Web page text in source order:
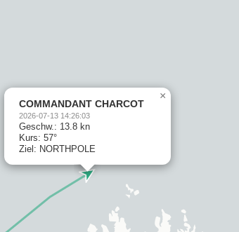
COMMANDANT CHARCOT
2026-07-13 14:26:03
Geschw.: 13.8 kn
Kurs: 57°
Ziel: NORTHPOLE
×